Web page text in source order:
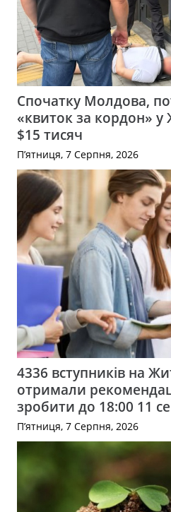
Спочатку Молдова,
«квиток за кордон»
$15 тисяч
П’ятниця, 7 Серпня, 2026
4336 вступників на
отримали
зробити до 18:00 11
П’ятниця, 7 Серпня, 2026